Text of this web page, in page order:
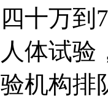
十万到
体试验
机构